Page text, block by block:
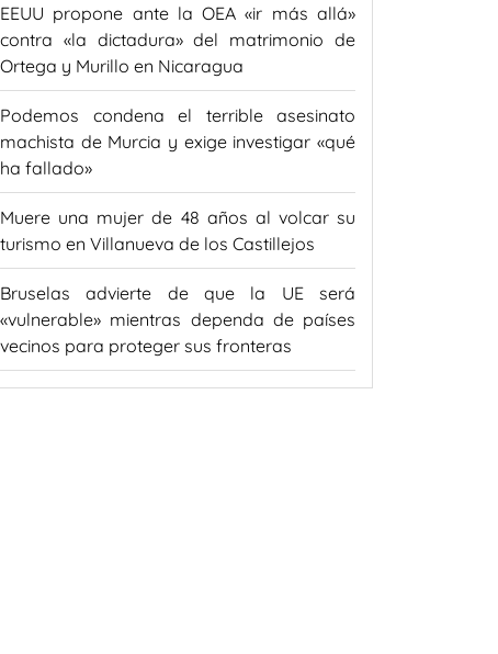
EEUU propone ante la OEA «ir más allá»
contra «la dictadura» del matrimonio de
Ortega y Murillo en Nicaragua
Podemos condena el terrible asesinato
machista de Murcia y exige investigar «qué
ha fallado»
Muere una mujer de 48 años al volcar su
turismo en Villanueva de los Castillejos
Bruselas advierte de que la UE será
«vulnerable» mientras dependa de países
vecinos para proteger sus fronteras